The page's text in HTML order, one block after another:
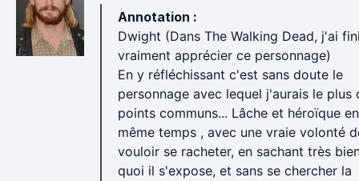
Annotation :
Dwight (Dans The Walking Dead, j'ai
vraiment apprécier ce personnage)
En y réfléchissant c'est sans doute le
personnage avec lequel j'aurais le plus
points communs... Lâche et héroïque en
même temps , avec une vraie volonté
vouloir se racheter, en sachant très
quoi il s'expose, et sans se chercher la